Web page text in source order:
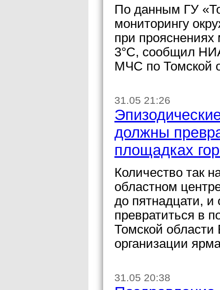
По данным ГУ
мониторингу
при
3°С, сообщил
МЧС по Томской
31.05 21:26
должны
площадках
Количество так
областном
до пятнадцати, и
превратиться в
Томской области
организации
31.05 20:38